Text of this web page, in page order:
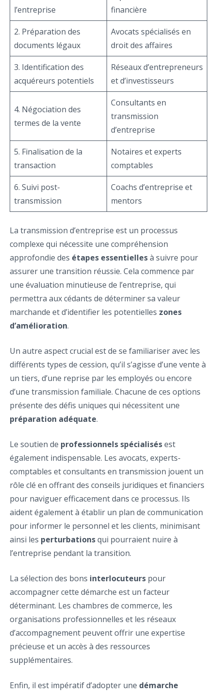
l’entreprise
financière
2. Préparation des
documents légaux
Avocats spécialisés en
droit des affaires
3. Identification des
acquéreurs potentiels
Réseaux d’entrepreneurs
et d’investisseurs
4. Négociation des
termes de la vente
Consultants en
transmission
d’entreprise
5. Finalisation de la
transaction
Notaires et experts
comptables
6. Suivi post-
transmission
Coachs d’entreprise et
mentors
La transmission d’entreprise est un processus
complexe qui nécessite une compréhension
approfondie des étapes essentiellesà suivre pour
assurer une transition réussie. Cela commence par
une évaluation minutieuse de l’entreprise, qui
permettra aux cédants de déterminer sa valeur
marchande et d’identifier les potentielles zones
d’amélioration.
Un autre aspect crucial est de se familiariser avec les
différents types de cession, qu’il s’agisse d’une vente à
un tiers, d’une reprise par les employés ou encore
d’une transmission familiale. Chacune de ces options
présente des défis uniques qui nécessitent une
préparation adéquate.
Le soutien de professionnels spécialisésest
également indispensable. Les avocats, experts-
comptables et consultants en transmission jouent un
rôle clé en offrant des conseils juridiques et financiers
pour naviguer efficacement dans ce processus. Ils
aident également à établir un plan de communication
pour informer le personnel et les clients, minimisant
ainsi les perturbationsqui pourraient nuire à
l’entreprise pendant la transition.
La sélection des bons interlocuteurs pour
accompagner cette démarche est un facteur
déterminant. Les chambres de commerce, les
organisations professionnelles et les réseaux
d’accompagnement peuvent offrir une expertise
précieuse et un accès à des ressources
supplémentaires.
Enfin, il est impératif d’adopter une démarche